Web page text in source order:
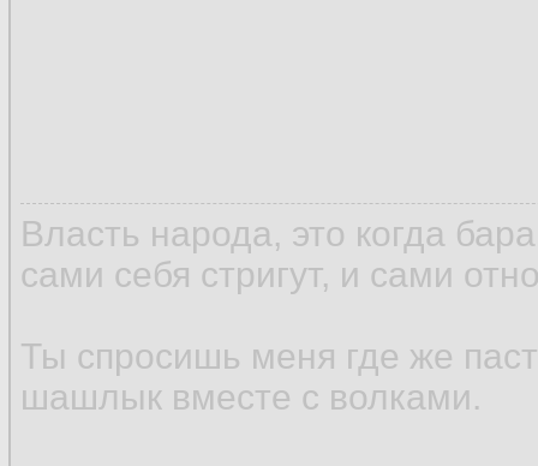
Власть народа, это когда
сами себя стригут, и сами
Ты спросишь меня где же
шашлык вместе с волками.